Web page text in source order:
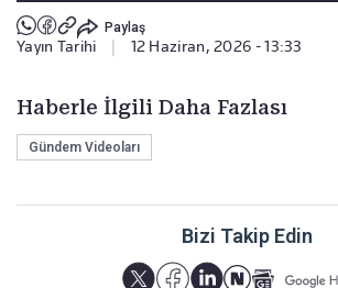
Paylaş
Yayın Tarihi 12 Haziran, 2026 - 13:33
Haberle İlgili Daha Fazlası
Gündem Videoları
Bizi Takip Edin